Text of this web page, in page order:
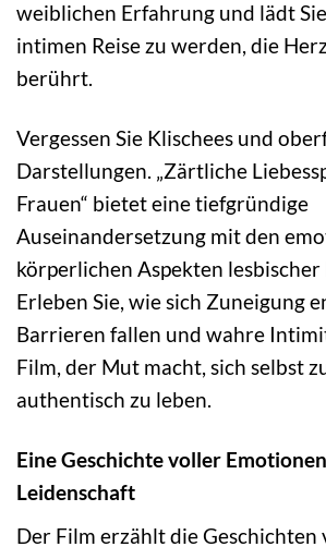
weiblichen Erfahrung und lädt
intimen Reise zu werden, die
berührt.
Vergessen Sie Klischees und
Darstellungen. „Zärtliche
Frauen“ bietet eine tiefgründige
Auseinandersetzung mit den
körperlichen Aspekten lesbischer
Erleben Sie, wie sich Zuneigung
Barrieren fallen und wahre
Film, der Mut macht, sich selbst
authentisch zu leben.
Eine Geschichte voller
Leidenschaft
Der Film erzählt die Geschichten